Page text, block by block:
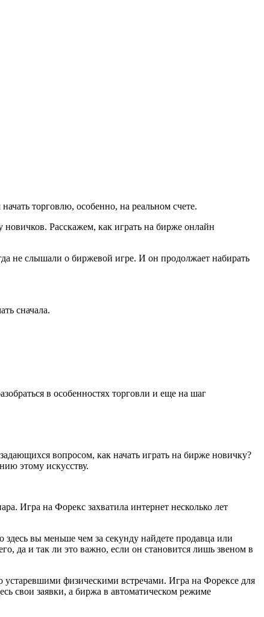
торговлю, особенно, на реальном счете.
Расскажем, как играть на бирже онлайн
не слышали о биржевой игре. И он продолжает набирать
сначала.
в особенностях торговли и еще на шаг
вопросом, как начать играть на бирже новичку?
этому искусству.
Игра на Форекс захватила интернет несколько лет
вы меньше чем за секунду найдете продавца или
да и так ли это важно, если он становится лишь звеном в
физическими встречами. Игра на Форексе для
свои заявки, а биржа в автоматическом режиме